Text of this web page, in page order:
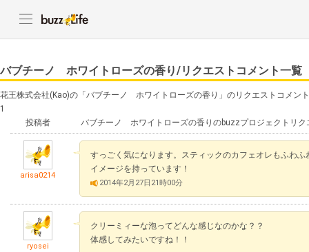
バブチーノ ホワイトローズの香り/リクエストコメント一覧
花王株式会社(Kao)の「バブチーノ ホワイトローズの香り」のリクエストコメン
1
投稿者
バブチーノ ホワイトローズの香りのbuzzプロジェクトリク
arisa0214
すっごく気になります。スティックのカフェオレもふわ
イメージを持っています！
2014年2月27日21時00分
ryosei
クリーミィーな泡ってどんな感じなのかな？？
体感してみたいですね！！